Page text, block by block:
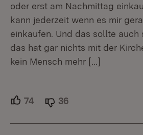
oder erst am Nachmittag
kann jederzeit wenn es mir
einkaufen. Und das sollte auch
das hat gar nichts mit der
kein Mensch mehr […]
74 Unterstützer.
36